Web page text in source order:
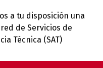
a tu disposición una
de Servicios de
Técnica (SAT)